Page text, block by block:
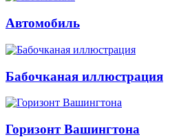
Автомобиль
Бабочканая иллюстрация
Горизонт Вашингтона